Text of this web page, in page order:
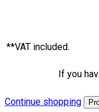
**VAT included.
If you
Continue shopping